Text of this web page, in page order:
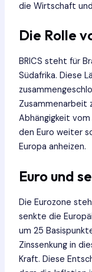
die Wirtschaft
Die Rolle
BRICS steht für
Südafrika. Diese
Zusammenarbeit
Abhängigkeit
den Euro weiter
Europa anheizen.
Euro und
Die Eurozone
senkte die
um 25
Zinssenkung in
Kraft. Diese